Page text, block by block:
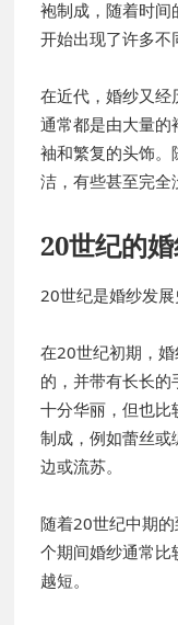
袍制成，随着时间
开始出现了许多不
在近代，婚纱又
通常都是由大量
袖和繁复的头饰
洁，有些甚至完全
20世纪的
20世纪是婚纱发展
在20世纪初期，
的，并带有长长
十分华丽，但也
制成，例如蕾丝
边或流苏。
随着20世纪中期
个期间婚纱通常
越短。